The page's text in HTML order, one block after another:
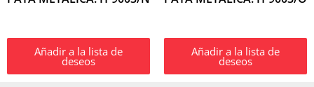
Añadir a la lista de
deseos
Añadir a la lista de
deseos